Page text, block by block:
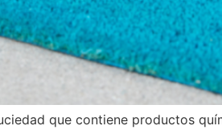
que contiene productos